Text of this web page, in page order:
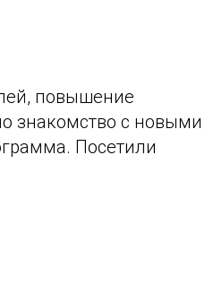
повышение
знакомство с новыми
Посетили